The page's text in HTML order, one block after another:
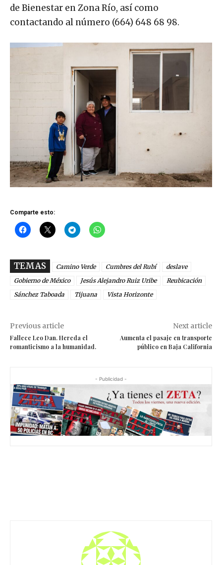
de Bienestar en Zona Río, así como
contactando al número (664) 648 68 98.
Comparte esto:
TEMAS Camino Verde Cumbres del Rubí
deslave
Gobierno de México
Jesús Alejandro Ruiz Uribe
Reubicación
Sánchez Taboada
Tijuana Vista Horizonte
Previous article
Fallece Leo Dan. Hereda el
romanticismo a la humanidad.
Next article
Aumenta el pasaje en transporte
público en Baja California
- Publicidad -